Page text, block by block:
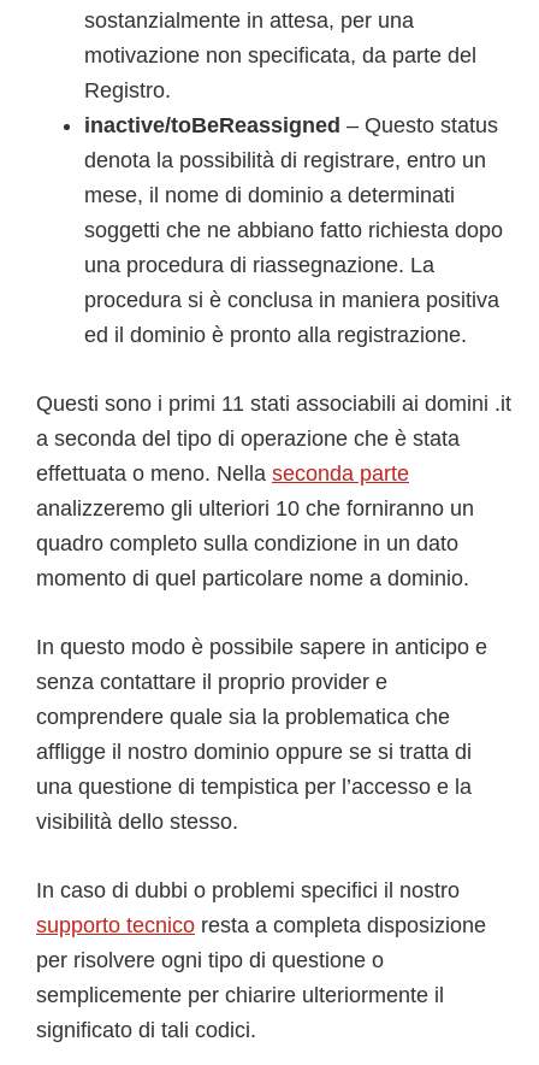
sostanzialmente in attesa, per una
motivazione non specificata, da parte del
Registro.
inactive/toBeReassigned – Questo status
denota la possibilità di registrare, entro un
mese, il nome di dominio a determinati
soggetti che ne abbiano fatto richiesta dopo
una procedura di riassegnazione. La
procedura si è conclusa in maniera positiva
ed il dominio è pronto alla registrazione.
Questi sono i primi 11 stati associabili ai domini .it
a seconda del tipo di operazione che è stata
effettuata o meno. Nella seconda parte
analizzeremo gli ulteriori 10 che forniranno un
quadro completo sulla condizione in un dato
momento di quel particolare nome a dominio.
In questo modo è possibile sapere in anticipo e
senza contattare il proprio provider e
comprendere quale sia la problematica che
affligge il nostro dominio oppure se si tratta di
una questione di tempistica per l’accesso e la
visibilità dello stesso.
In caso di dubbi o problemi specifici il nostro
supporto tecnico resta a completa disposizione
per risolvere ogni tipo di questione o
semplicemente per chiarire ulteriormente il
significato di tali codici.